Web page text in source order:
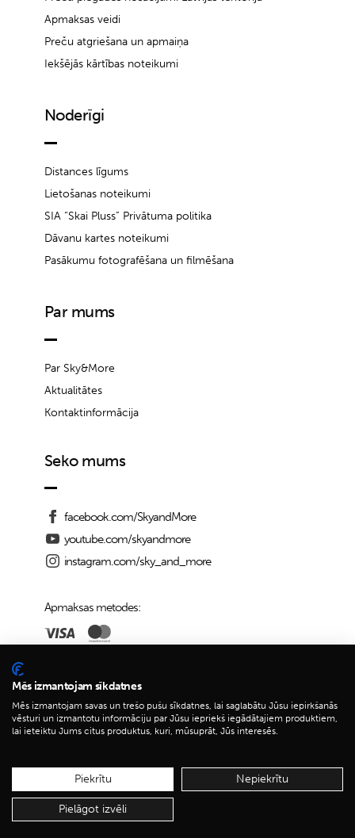
Apmaksas veidi
Preču atgriešana un apmaiņa
Iekšējās kārtības noteikumi
Noderīgi
Distances līgums
Lietošanas noteikumi
SIA “Skai Pluss” Privātuma politika
Dāvanu kartes noteikumi
Pasākumu fotografēšana un filmēšana
Par mums
Par Sky&More
Aktualitātes
Kontaktinformācija
Seko mums
facebook.com/SkyandMore
youtube.com/skyandmore
instagram.com/sky_and_more
Apmaksas metodes:
Piegādes iespējas:
Mēs izmantojam sīkdatnes
Mēs izmantojam savas un trešo pušu sīkdatnes, lai saglabātu Jūsu iepirkšanās
vēsturi un izmantotu informāciju par Jūsu iepriekš iegādātajiem produktiem,
lai ieteiktu Jums citus produktus, kuri, mūsuprāt, Jūs interesēs.
Piekrītu Nepiekrītu
Pielāgot izvēli